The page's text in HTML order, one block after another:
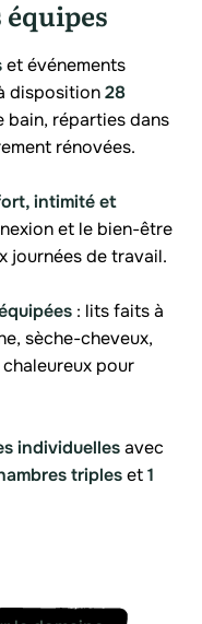
et événements
disposition28
bain, réparties dans
rénovées.
intimité et
et le bien-être
journées de travail.
: lits faits à
sèche-cheveux,
pour
individuellesavec
tripleset1